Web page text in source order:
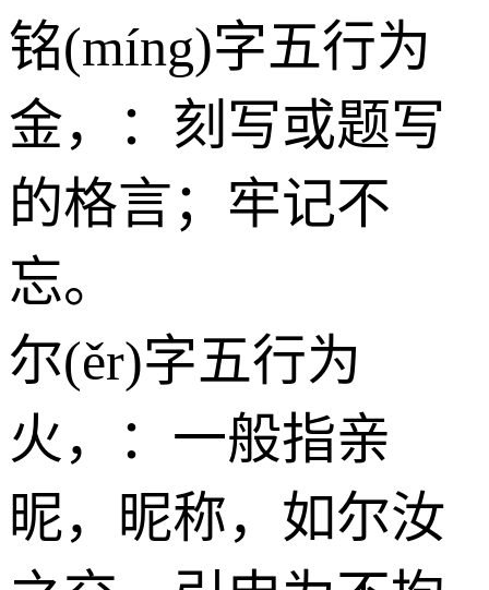
铭(míng)字五行为
金，：刻写或题写
的格言；牢记不
忘。
尔(ěr)字五行为
火 ，：一般指亲
昵，昵称，如尔汝